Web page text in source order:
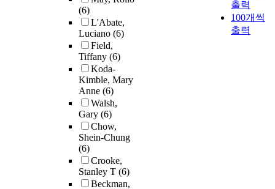
(6)
L'Abate,
Luciano (6)
Field,
Tiffany (6)
Koda-
Kimble, Mary
Anne (6)
Walsh,
Gary (6)
Chow,
Shein-Chung
(6)
Crooke,
Stanley T (6)
Beckman,
출력
100개씩
출력